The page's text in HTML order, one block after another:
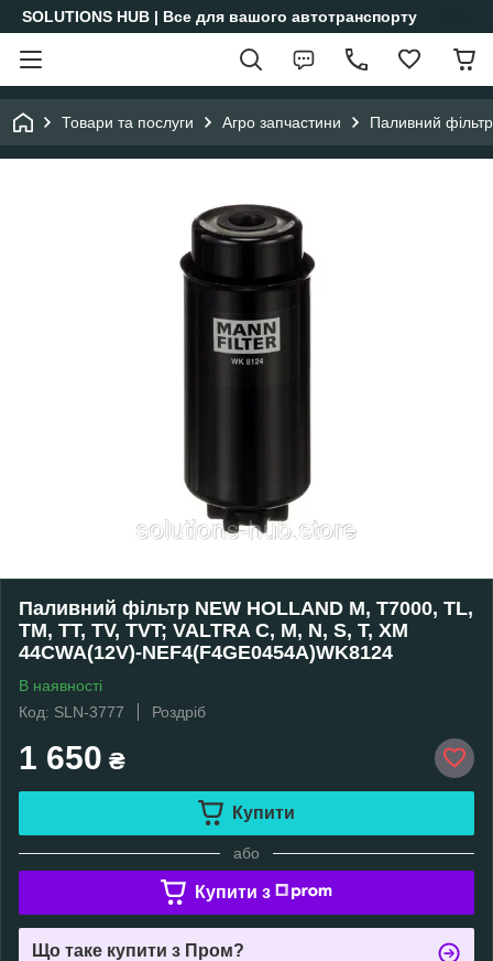
SOLUTIONS HUB | Все для вашого автотранспорту
Товари та послуги Агро запчастини Паливний
Паливний фільтр NEW HOLLAND M, T7000, TL,
TM, TT, TV, TVT; VALTRA C, M, N, S, T, XM
44CWA(12V)-NEF4(F4GE0454A)WK8124
В наявності
Код: SLN-3777
Роздріб
1 650 ₴
Купити
або
Купити з
Що таке купити з Пром?